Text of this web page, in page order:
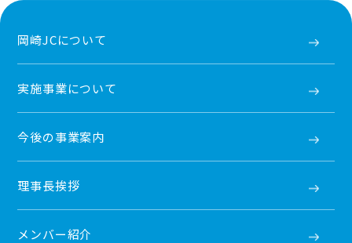
岡崎JCについて
実施事業について
今後の事業案内
理事長挨拶
メンバー紹介